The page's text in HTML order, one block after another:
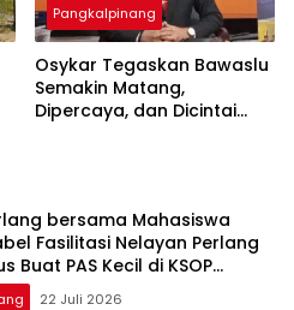
Pangkalpinang
Osykar Tegaskan Bawaslu
Semakin Matang,
Dipercaya, dan Dicintai
bersama Mahasiswa
Fasilitasi Nelayan Perlang
Buat PAS Kecil di KSOP
22 Juli 2026